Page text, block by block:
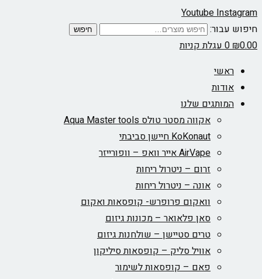
YoutubeInstagram
חיפוש עבור:
חיפוש
₪0.00
0עגלת קניות
ראשי
אודות
המותגים שלנו
אקווה מסטר טולס Aqua Master tools
KoKonaut חיישן סביבתי
AirVape אייר וואפ – וופורייזר
זרום – ניטרול ריחות
אונה – ניטרול ריחות
וואקום פרופרש- קופסאות ואקום
סאן פלאואר – מכונות גיזום
טרים סטיישן – שולחנות גיזום
אוויל סליק – קופסאות סיליקון
פאם – קופסאות לשימור